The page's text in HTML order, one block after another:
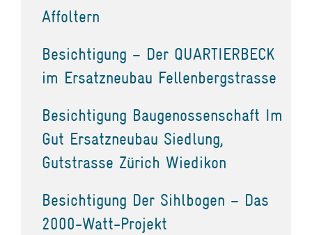
Affoltern
Besichtigung – Der QUARTIERBECK
im Ersatzneubau Fellenbergstrasse
Besichtigung Baugenossenschaft Im
Gut Ersatzneubau Siedlung,
Gutstrasse Zürich Wiedikon
Besichtigung Der Sihlbogen – Das
2000-Watt-Projekt